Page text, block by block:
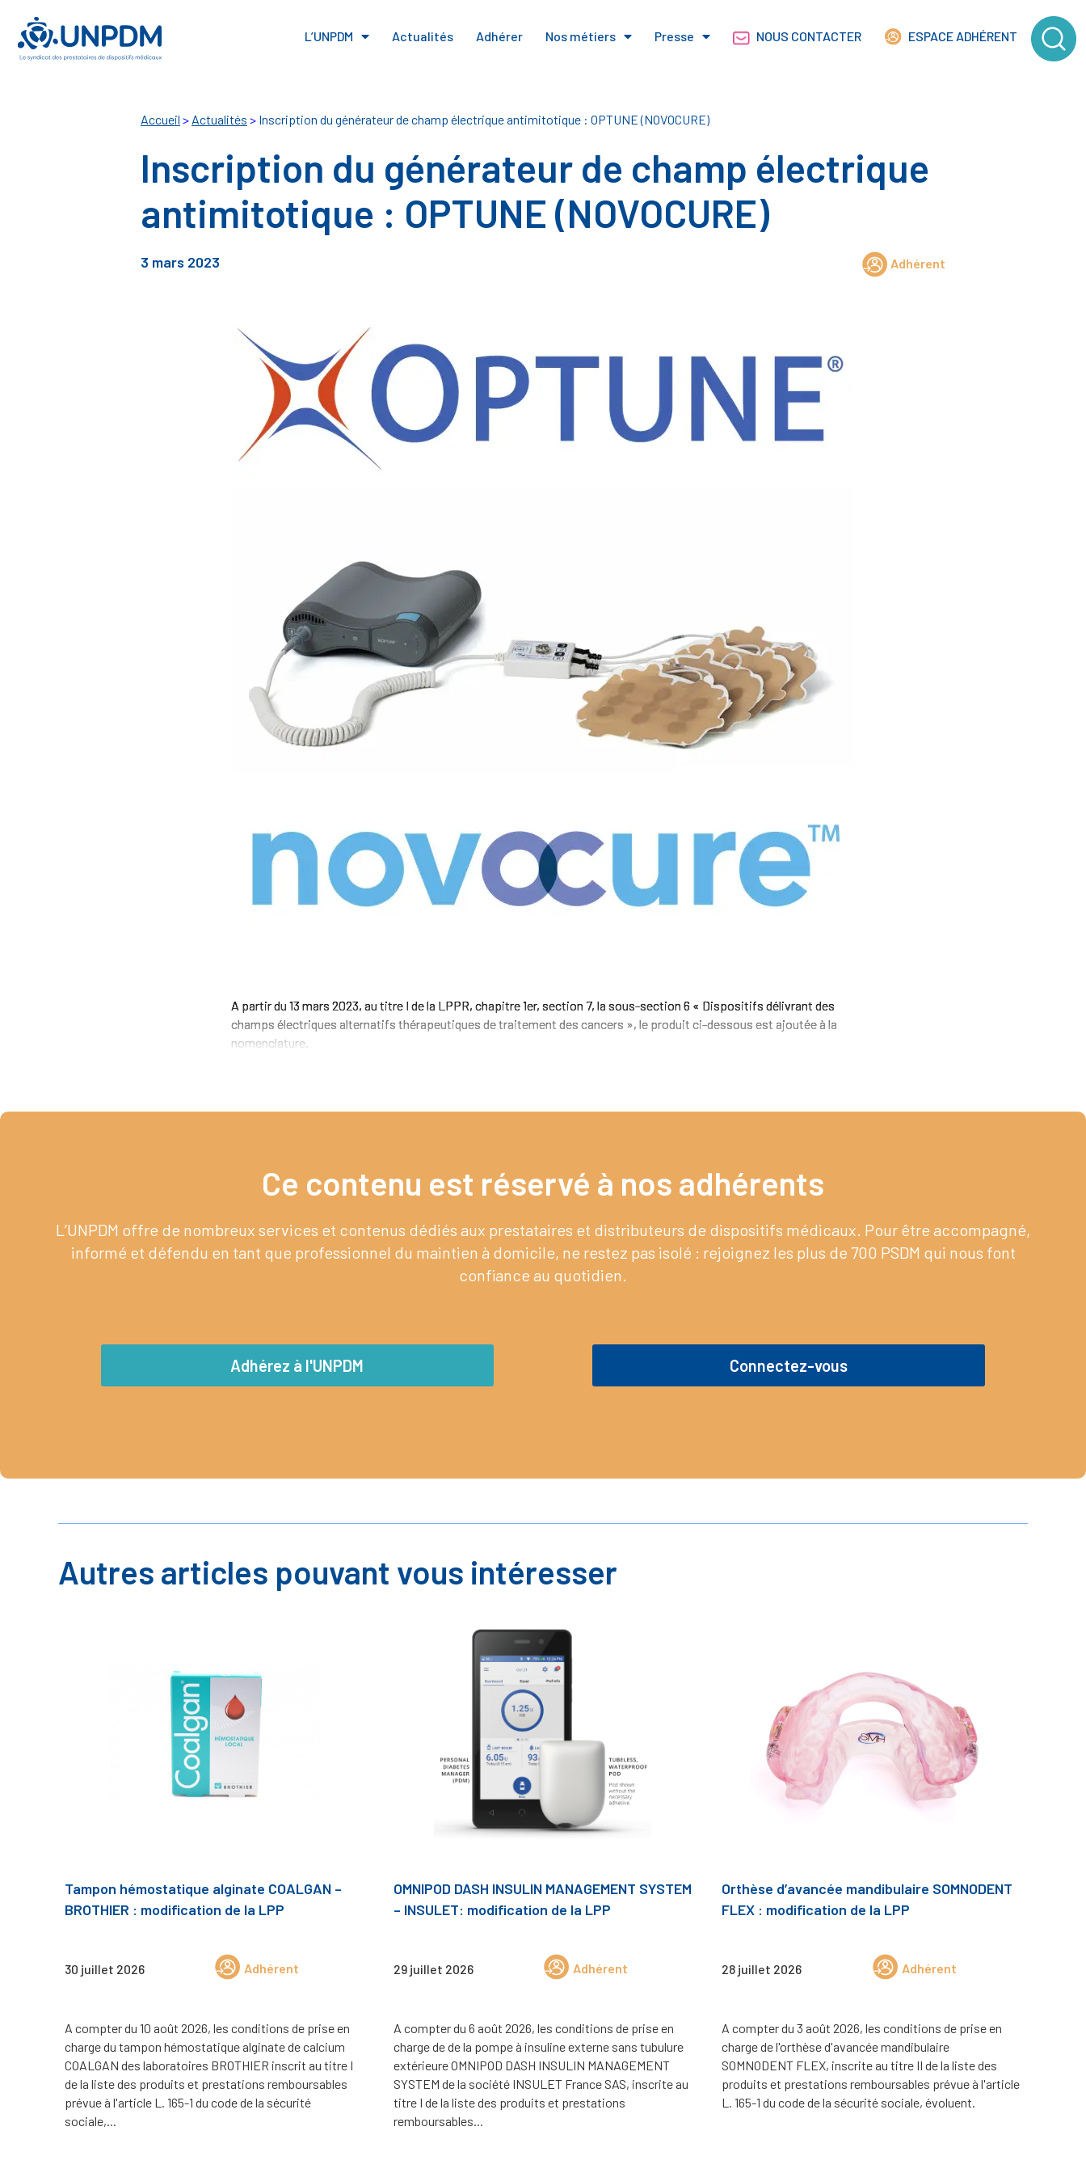
L’UNPDM Actualités Adhérer Nos métiers Presse NOUS CONTACTER ESPACE ADHÉRENT
Accueil > Actualités > Inscription du générateur de champ électrique antimitotique : OPTUNE (NOVOCURE)
Inscription du générateur de champ électrique
antimitotique : OPTUNE (NOVOCURE)
3 mars 2023 Adhérent
A partir du 13 mars 2023, au titre I de la LPPR, chapitre 1er, section 7, la sous-section 6 « Dispositifs délivrant des
champs électriques alternatifs thérapeutiques de traitement des cancers », le produit ci-dessous est ajoutée à la
nomenclature.
Ce contenu est réservé à nos adhérents​
L’UNPDM offre de nombreux services et contenus dédiés aux prestataires et distributeurs de dispositifs médicaux. Pour être accompagné,
informé et défendu en tant que professionnel du maintien à domicile, ne restez pas isolé : rejoignez les plus de 700 PSDM qui nous font
confiance au quotidien.
Adhérez à l'UNPDM Connectez-vous
Autres articles pouvant vous intéresser
Tampon hémostatique alginate COALGAN –
BROTHIER : modification de la LPP
30 juillet 2026 Adhérent
A compter du 10 août 2026, les conditions de prise en
charge du tampon hémostatique alginate de calcium
COALGAN des laboratoires BROTHIER inscrit au titre I
de la liste des produits et prestations remboursables
prévue à l'article L. 165-1 du code de la sécurité
sociale,...
OMNIPOD DASH INSULIN MANAGEMENT SYSTEM
– INSULET: modification de la LPP
29 juillet 2026 Adhérent
A compter du 6 août 2026, les conditions de prise en
charge de de la pompe à insuline externe sans tubulure
extérieure OMNIPOD DASH INSULIN MANAGEMENT
SYSTEM de la société INSULET France SAS, inscrite au
titre I de la liste des produits et prestations
remboursables...
Orthèse d’avancée mandibulaire SOMNODENT
FLEX : modification de la LPP
28 juillet 2026 Adhérent
A compter du 3 août 2026, les conditions de prise en
charge de l'orthèse d'avancée mandibulaire
SOMNODENT FLEX, inscrite au titre II de la liste des
produits et prestations remboursables prévue à l'article
L. 165-1 du code de la sécurité sociale, évoluent.